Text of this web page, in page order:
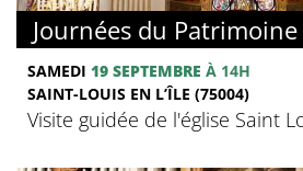
Journées du Patrimoine
SAMEDI 19 SEPTEMBRE À 14H
SAINT-LOUIS EN L’ÎLE (75004)
Visite guidée de l'église Saint